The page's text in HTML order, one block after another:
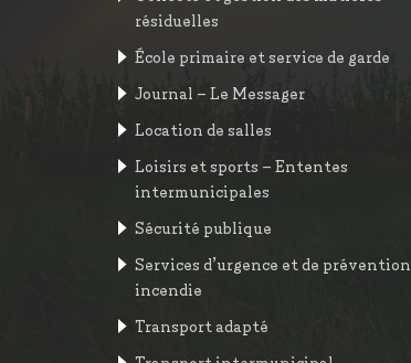
résiduelles
École primaire et service de garde
Journal – Le Messager
Location de salles
Loisirs et sports – Ententes
intermunicipales
Sécurité publique
Services d’urgence et de prévention
incendie
Transport adapté